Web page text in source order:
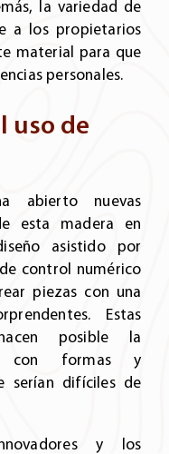
la variedad de
a los propietarios
material para que
personales.
uso de
abierto nuevas
esta madera en
asistido por
control numérico
piezas con una
Estas
posible la
con formas y
serían difíciles de
y los